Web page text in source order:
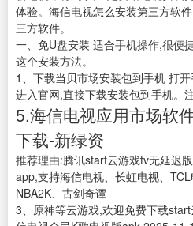
体验。海信电视怎么安装第三方软
三方软件。
一、免U盘安装 适合手机操作,很便
这个安装方法。
1、下载当贝市场安装包到手机 打
进入官网,直接下载安装包到手机。
5.海信电视应用市场软
下载-新绿资
推荐理由:腾讯start云游戏tv无延迟
app,支持海信电视、长虹电视、
NBA2K、古剑奇谭
3、原神等云游戏,欢迎免费下载